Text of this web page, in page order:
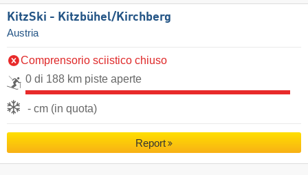
KitzSki - Kitzbühel/​Kirchberg
Austria
Comprensorio sciistico chiuso
0 di 188 km piste aperte
- cm (in quota)
Report